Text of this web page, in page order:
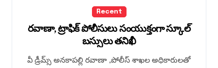
Recent
రవాణా, ట్రాఫిక్ పోలీసులు సంయుక్తంగా స్కూల్
బస్సులు తనిఖీ
వీ డ్రీమ్స్ అనకాపల్లి రవాణా ,పోలీస్‌ శాఖల అధికారులతో